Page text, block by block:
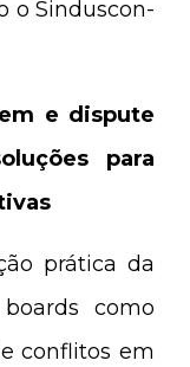
o Sinduscon-
e dispute
para
prática da
como
conflitos em